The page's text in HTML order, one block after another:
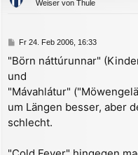
Weiser von Thule
B
i
t
a
g
Fr 24. Feb 2006, 16:33
"Börn náttúrunnar"
und
"Mávahlátur"
um Längen besser, aber
schlecht.